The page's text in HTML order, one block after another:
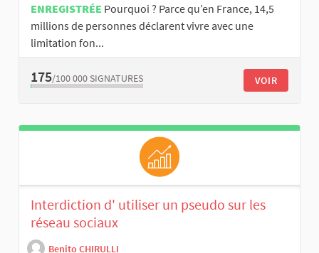
ENREGISTRÉE Pourquoi ? Parce qu’en France, 14,5
millions de personnes déclarent vivre avec une
limitation fon...
175/100 000 SIGNATURES VOIR
Interdiction d' utiliser un pseudo sur les
réseau sociaux
Benito CHIRULLI